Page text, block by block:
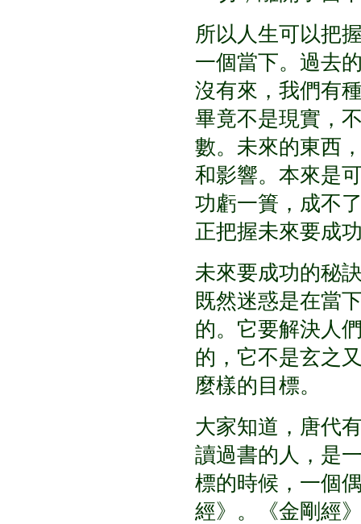
所以人生可以把
一個當下。過去
沒有來，我們有
畢竟不是現實，
數。未來的東西
和影響。本來是
功虧一簣，成不
正把握未來要成
未來要成功的秘
既然迷惑是在當
的。它要解決人
的，它不是玄之
麼樣的目標。
大家知道，唐代
讀過書的人，是
標的時候，一個
經》。《金剛經